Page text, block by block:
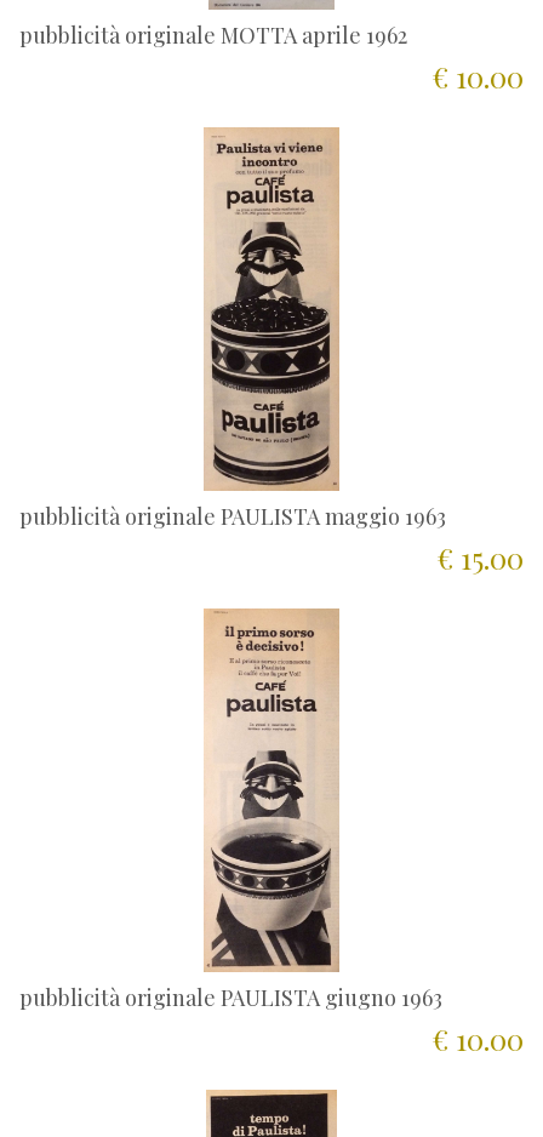
pubblicità originale MOTTA aprile 1962
€ 10.00
pubblicità originale PAULISTA maggio 1963
€ 15.00
pubblicità originale PAULISTA giugno 1963
€ 10.00